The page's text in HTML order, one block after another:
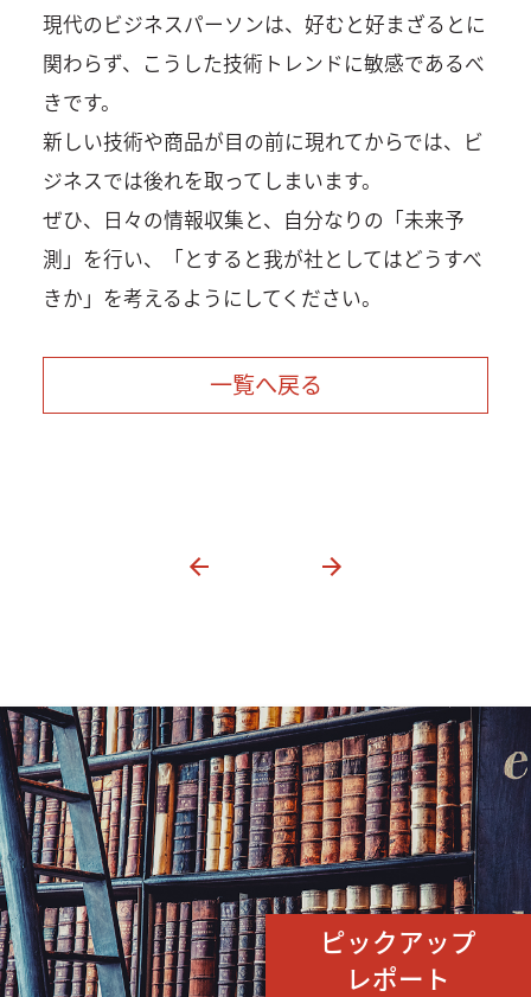
現代のビジネスパーソンは、好むと好まざるとに
関わらず、こうした技術トレンドに敏感であるべ
きです。
新しい技術や商品が目の前に現れてからでは、ビ
ジネスでは後れを取ってしまいます。
ぜひ、日々の情報収集と、自分なりの「未来予
測」を行い、「とすると我が社としてはどうすべ
きか」を考えるようにしてください。
一覧へ戻る
ピックアップ
レポート